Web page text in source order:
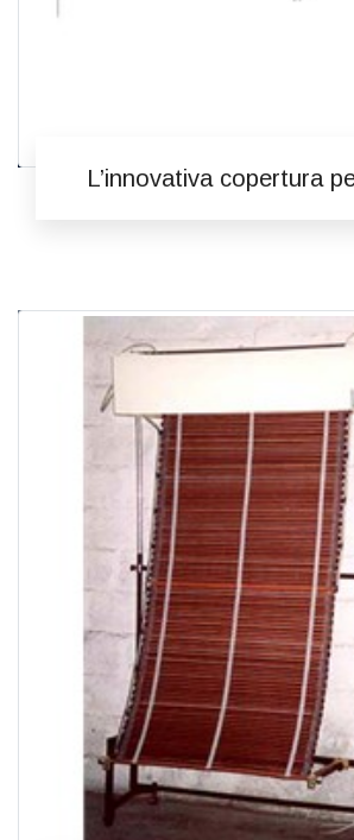
L’innovativa copertura